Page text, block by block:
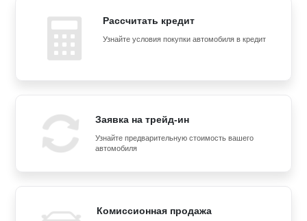
Рассчитать кредит
Узнайте условия покупки автомобиля в кредит
Заявка на трейд-ин
Узнайте предварительную стоимость вашего
автомобиля
Комиссионная продажа